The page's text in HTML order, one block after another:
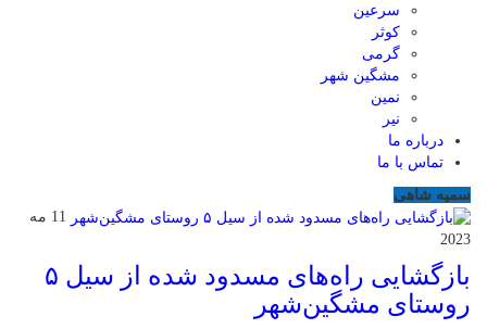
سرعین
کوثر
گرمی
مشگین شهر
نمین
نیر
درباره ما
تماس با ما
سمیه شاهی
11 مه
2023
بازگشایی راه‌های مسدود شده از سیل ۵
روستای مشگین‌شهر